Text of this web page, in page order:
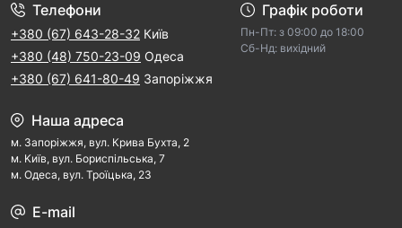
Телефони
+380 (67) 643-28-32 Київ
+380 (48) 750-23-09 Одеса
+380 (67) 641-80-49 Запоріжжя
Графік роботи
Пн-Пт: з 09:00 дo 18:00
Cб-Hд: виxідний
Наша адреса
м. Запорiжжя, вул. Крива Бухта, 2
м. Kиїв, вул. Бориспільська, 7
м. Одеса, вул. Троїцька, 23
E-mail